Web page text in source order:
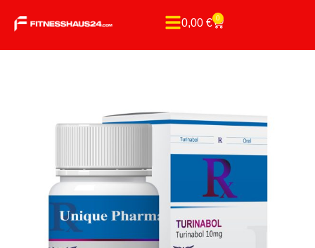
0,00 € 0